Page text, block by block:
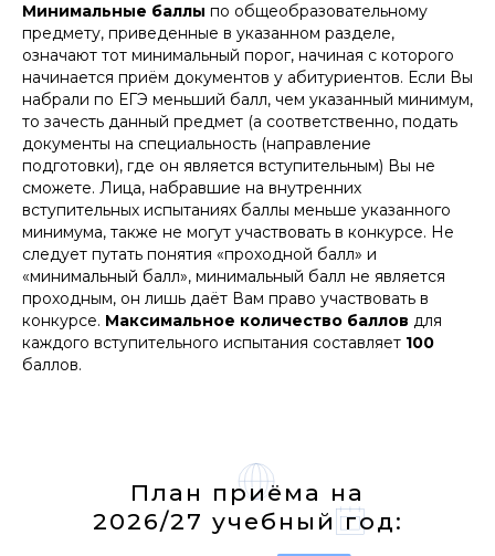
Минимальные баллы по общеобразовательному
предмету, приведенные в указанном разделе,
означают тот минимальный порог, начиная с которого
начинается приём документов у абитуриентов. Если Вы
набрали по ЕГЭ меньший балл, чем указанный минимум,
то зачесть данный предмет (а соответственно, подать
документы на специальность (направление
подготовки), где он является вступительным) Вы не
сможете. Лица, набравшие на внутренних
вступительных испытаниях баллы меньше указанного
минимума, также не могут участвовать в конкурсе. Не
следует путать понятия «проходной балл» и
«минимальный балл», минимальный балл не является
проходным, он лишь даёт Вам право участвовать в
конкурсе. Максимальное количество баллов для
каждого вступительного испытания составляет 100
баллов.
План приёма на
2026/27 учебный год: